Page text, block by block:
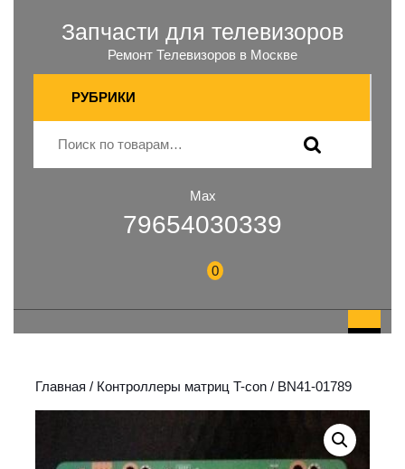
Запчасти для телевизоров
Ремонт Телевизоров в Москве
РУБРИКИ
Max
79654030339
0
Главная / Контроллеры матриц T-con / BN41-01789